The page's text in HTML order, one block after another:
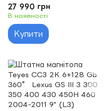
IS250 XE20 2005-2013
10"
27 990 грн
В наявності
Купити